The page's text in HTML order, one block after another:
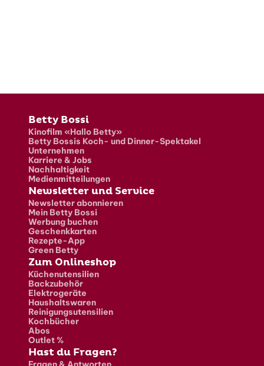
Fusszeile
Betty Bossi
Kinofilm «Hallo Betty»
Betty Bossis Koch- und Dinner-Spektakel
Unternehmen
Karriere & Jobs
Nachhaltigkeit
Medienmitteilungen
Newsletter und Service
Newsletter abonnieren
Mein Betty Bossi
Werbung buchen
Geschenkkarten
Rezepte-App
Green Betty
Zum Onlineshop
Küchenutensilien
Backzubehör
Elektrogeräte
Haushaltswaren
Reinigungsutensilien
Kochbücher
Abos
Outlet %
Hast du Fragen?